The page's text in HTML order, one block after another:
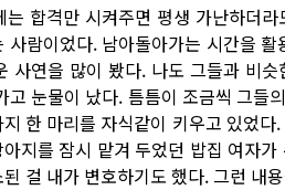
합격만 시켜주면 평생 가난하더
람이었다. 남아돌아가는 시간을
사연을 많이 봤다. 나도 그들과 비
눈물이 났다. 틈틈이 조금씩 그들
한 마리를 자식같이 키우고 있었
지를 잠시 맡겨 두었던 밥집 여자
걸 내가 변호하기도 했다. 그런 내